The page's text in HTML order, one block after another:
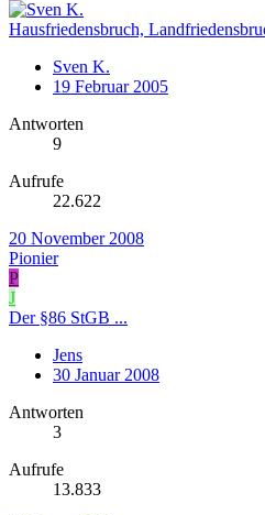
Hausfriedensbruch,
Sven K.
19 Februar 2005
Antworten
9
Aufrufe
22.622
20 November 2008
Pionier
P
J
Der §86 StGB ...
Jens
30 Januar 2008
Antworten
3
Aufrufe
13.833